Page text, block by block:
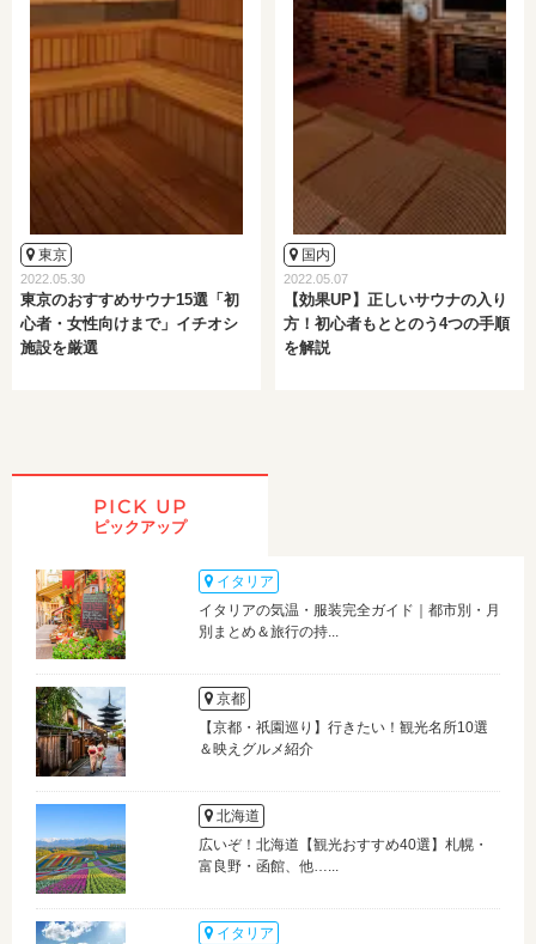
東京
2022.05.30
東京のおすすめサウナ15選「初
心者・女性向けまで」イチオシ
施設を厳選
国内
2022.05.07
【効果UP】正しいサウナの入り
方！初心者もととのう4つの手順
を解説
PICK UP
ピックアップ
イタリア
イタリアの気温・服装完全ガイド｜都市別・月
別まとめ＆旅行の持...
京都
【京都・祇園巡り】行きたい！観光名所10選
＆映えグルメ紹介
北海道
広いぞ！北海道【観光おすすめ40選】札幌・
富良野・函館、他…...
イタリア